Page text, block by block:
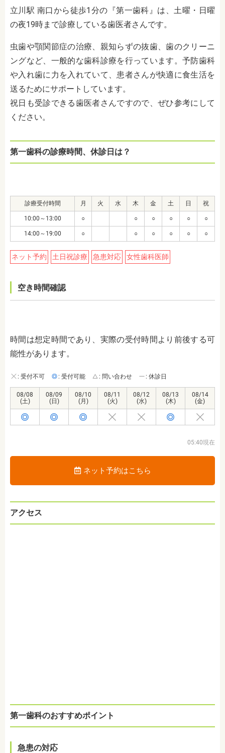
立川駅 南口から徒歩1分の『第一歯科』は、土曜・日曜
の夜19時まで診療している歯医者さんです。
虫歯や顎関節症の治療、親知らずの抜歯、歯のクリーニ
ングなど、一般的な歯科診療を行っています。予防歯科
や入れ歯に力を入れていて、患者さんが快適に食生活を
送るためにサポートしています。
祝日も受診できる歯医者さんですので、ぜひ参考にして
ください。
第一歯科の診療時間、休診日は？
診療受付時間 月 火 水 木 金 土 日 祝
10:00～13:00 ○ ○ ○ ○ ○ ○
14:00～19:00 ○ ○ ○ ○ ○ ○
ネット予約 土日祝診療 急患対応 女性歯科医師
空き時間確認
時間は想定時間であり、実際の受付時間より前後する可
能性があります。
: 受付不可 : 受付可能 : 問い合わせ : 休診日
08/08
(土)
08/09
(日)
08/10
(月)
08/11
(火)
08/12
(水)
08/13
(木)
08/14
(金)
05:40現在
ネット予約はこちら
アクセス
第一歯科のおすすめポイント
急患の対応